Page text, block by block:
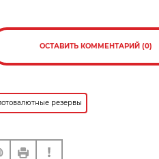
ОСТАВИТЬ КОММЕНТАРИЙ (0)
резервы